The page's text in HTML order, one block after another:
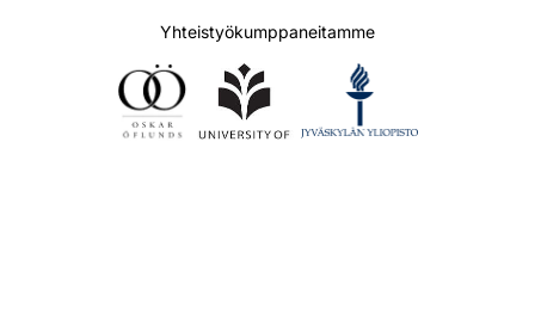
Yhteistyökumppaneitamme